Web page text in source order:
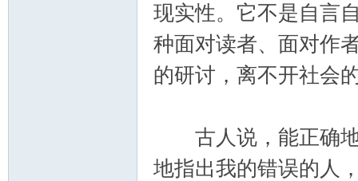
现实性。它不是自言
种面对读者、面对作
的研讨，离不开社会
古人说，能正确地
地指出我的错误的人